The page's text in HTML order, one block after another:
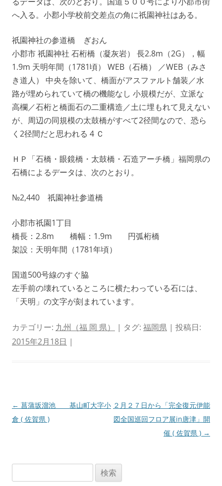
へ入る。小郡小学校前交差点の角に祇園神社はある。
祇園神社の参道橋 ぎおん
小郡市 祇園神社 石桁橋（凝灰岩） 長2.8m（2G），幅
1.9m 天明年間（1781頃） WEB（石橋） ／WEB（みさ
き道人） 中央を除いて、橋面がアスファルト舗装／水
路が埋められていて橋の機能なし 小規模だが、立派な
高欄／石桁と橋面石の二重構造／土に埋もれて見えない
が、周辺の同規模の太鼓橋がすべて2径間なので、恐ら
く2径間だと思われる 4 Ｃ
ＨＰ「石橋・眼鏡橋・太鼓橋・石造アーチ橋」福岡県の
石橋によるデータは、次のとおり。
№2,440 祇園神社参道橋
小郡市祇園1丁目
橋長：2.8m 橋幅：1.9m 円弧桁橋
架設：天明年間（1781年頃）
国道500号線のすぐ脇
左手前の壊れているところに横たわっている石には、
「天明」の文字が刻まれています。
カテゴリー: 九州（福 岡 県） | タグ: 福岡県 | 投稿日:
2015年2月18日 |
投
稿
← 菖蒲坂溜池 基山町大字小
倉 ( 佐賀県 )
２月２７日から「完全復元伊能
図全国巡回フロア展in唐津」開
催 ( 佐賀県 ) →
索: